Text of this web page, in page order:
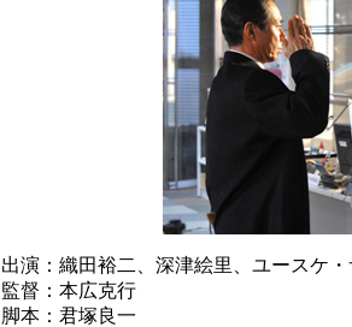
出演：織田裕二、深津絵里、ユース
監督：本広克行
脚本：君塚良一